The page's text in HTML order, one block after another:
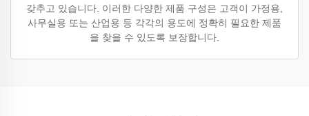
갖추고 있습니다. 이러한 다양한 제품 구성은 고객이 가정용,
사무실용 또는 산업용 등 각각의 용도에 정확히 필요한 제품
을 찾을 수 있도록 보장합니다.